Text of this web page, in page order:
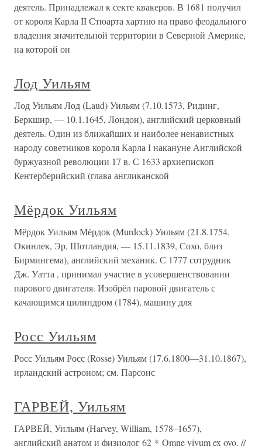
деятель. Принадлежал к секте квакеров. В 1681 получил
от короля Карла II Стюарта хартию на право феодального
владения значительной территории в Северной Америке,
на которой он
Лод Уильям
Лод Уильям Лод (Laud) Уильям (7.10.1573, Ридинг,
Беркшир, — 10.1.1645, Лондон), английский церковный
деятель. Один из ближайших и наиболее ненавистных
народу советников короля Карла I накануне Английской
буржуазной революции 17 в. С 1633 архиепископ
Кентерберийский (глава англиканской
Мёрдок Уильям
Мёрдок Уильям Мёрдок (Murdock) Уильям (21.8.1754,
Окинлек, Эр, Шотландия, — 15.11.1839, Сохо, близ
Бирмингема), английский механик. С 1777 сотрудник
Дж. Уатта , принимал участие в усовершенствовании
парового двигателя. Изобрёл паровой двигатель с
качающимся цилиндром (1784), машину для
Росс Уильям
Росс Уильям Росс (Rosse) Уильям (17.6.1800—31.10.1867),
ирландский астроном; см. Парсонс
ГАРВЕЙ, Уильям
ГАРВЕЙ, Уильям (Harvey, William, 1578–1657),
английский анатом и физиолог 62 * Omne vivum ex ovo. //